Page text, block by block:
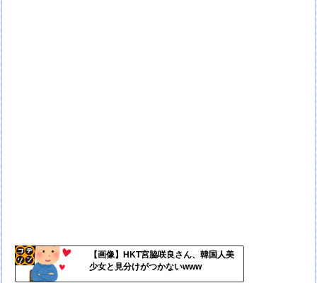
【画像】HKT宮脇咲良さん、韓国人美
少女と見分けがつかないwww
コテ